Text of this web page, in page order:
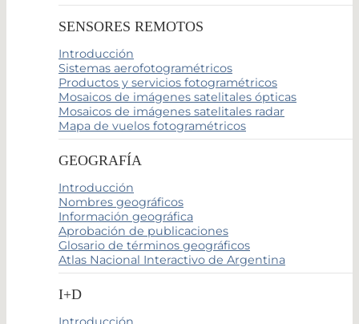
SENSORES REMOTOS
Introducción
Sistemas aerofotogramétricos
Productos y servicios fotogramétricos
Mosaicos de imágenes satelitales ópticas
Mosaicos de imágenes satelitales radar
Mapa de vuelos fotogramétricos
GEOGRAFÍA
Introducción
Nombres geográficos
Información geográfica
Aprobación de publicaciones
Glosario de términos geográficos
Atlas Nacional Interactivo de Argentina
I+D